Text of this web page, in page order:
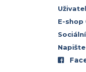
E-shop